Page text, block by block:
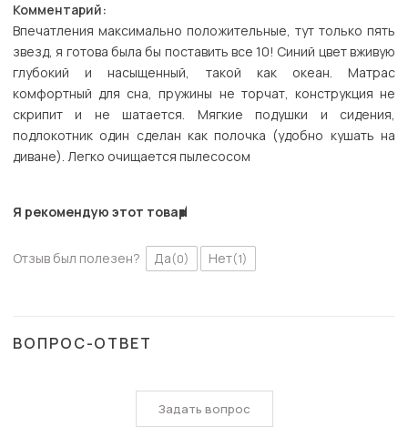
Комментарий:
Впечатления максимально положительные, тут только пять
звезд, я готова была бы поставить все 10! Синий цвет вживую
глубокий и насыщенный, такой как океан. Матрас
комфортный для сна, пружины не торчат, конструкция не
скрипит и не шатается. Мягкие подушки и сидения,
подлокотник один сделан как полочка (удобно кушать на
диване). Легко очищается пылесосом
Я рекомендую этот товар
Отзыв был полезен? Да(0) Нет(1)
ВОПРОС-ОТВЕТ
Задать вопрос